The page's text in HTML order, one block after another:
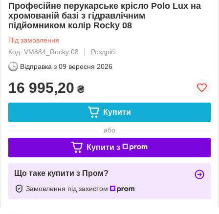
Професійне перукарське крісло Polo Lux на
хромованій базі з гідравлічним
підйомником колір Rocky 08
Під замовлення
Код: VM884_Rocky 08
Роздріб
Відправка з 09 вересня 2026
16 995,20 ₴
Купити
або
Купити з
Що таке купити з Пром?
Замовлення під захистом